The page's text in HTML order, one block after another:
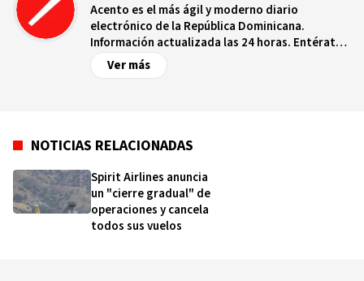
Acento es el más ágil y moderno diario
electrónico de la República Dominicana.
Información actualizada las 24 horas. Entérate
de las noticias y sucesos más importantes a
nivel nacional e internacional, videos y fotos
Ver más
NOTICIAS RELACIONADAS
Spirit Airlines anuncia
un "cierre gradual" de
operaciones y cancela
todos sus vuelos